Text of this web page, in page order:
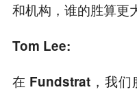
和机构，谁的胜算更
Tom Lee:
在 Fundstrat ，我